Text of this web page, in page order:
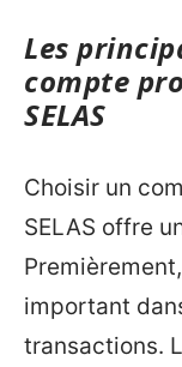
Les
compte
SELAS
Choisir un
SELAS offre
important
transactions.